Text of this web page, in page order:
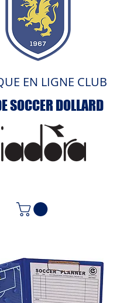
EN LIGNE CLUB
SOCCER DOLLARD